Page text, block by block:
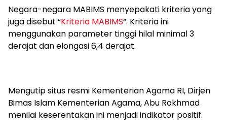
Negara-negara MABIMS menyepakati kriteria yang
juga disebut “Kriteria MABIMS“. Kriteria ini
menggunakan parameter tinggi hilal minimal 3
derajat dan elongasi 6,4 derajat.
Mengutip situs resmi Kementerian Agama RI, Dirjen
Bimas Islam Kementerian Agama, Abu Rokhmad
menilai keserentakan ini menjadi indikator positif.